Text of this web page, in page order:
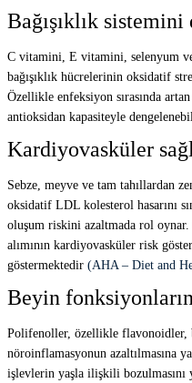
Bağışıklık sistemini
C vitamini, E vitamini, selenyum
bağışıklık hücrelerinin oksidatif
Özellikle enfeksiyon sırasında
antioksidan kapasiteyle
Kardiyovasküler
Sebze, meyve ve tam tahıllardan
oksidatif LDL kolesterol hasarını
oluşum riskini azaltmada rol
alımının kardiyovasküler risk
göstermektedir (AHA – Diet and
Beyin
Polifenoller, özellikle flavonoidler,
nöroinflamasyonun azaltılmasına
işlevlerin yaşla ilişkili bozulmasını